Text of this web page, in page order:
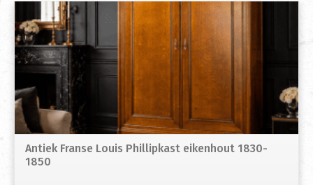
Antiek Franse Louis Phillipkast eikenhout 1830-
1850